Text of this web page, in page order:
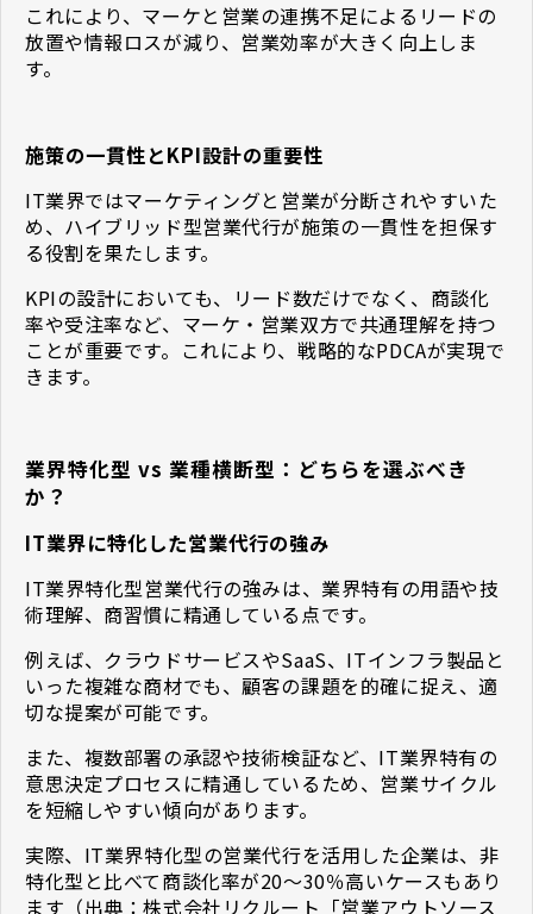
これにより、マーケと営業の連携不足によるリードの
放置や情報ロスが減り、営業効率が大きく向上しま
す。
施策の一貫性とKPI設計の重要性
IT業界ではマーケティングと営業が分断されやすいた
め、ハイブリッド型営業代行が施策の一貫性を担保す
る役割を果たします。
KPIの設計においても、リード数だけでなく、商談化
率や受注率など、マーケ・営業双方で共通理解を持つ
ことが重要です。これにより、戦略的なPDCAが実現で
きます。
業界特化型 vs 業種横断型：どちらを選ぶべき
か？
IT業界に特化した営業代行の強み
IT業界特化型営業代行の強みは、業界特有の用語や技
術理解、商習慣に精通している点です。
例えば、クラウドサービスやSaaS、ITインフラ製品と
いった複雑な商材でも、顧客の課題を的確に捉え、適
切な提案が可能です。
また、複数部署の承認や技術検証など、IT業界特有の
意思決定プロセスに精通しているため、営業サイクル
を短縮しやすい傾向があります。
実際、IT業界特化型の営業代行を活用した企業は、非
特化型と比べて商談化率が20〜30％高いケースもあり
ます（出典：株式会社リクルート「営業アウトソース